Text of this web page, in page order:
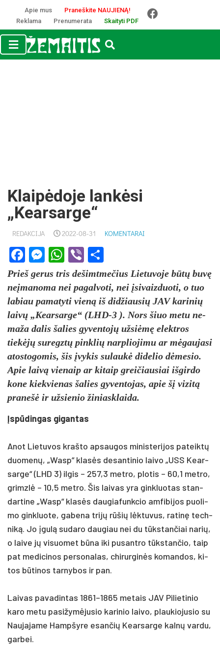
Apie mus
Praneškite NAUJIENĄ!
Reklama
Prenumerata Skaityti PDF
Klaipėdoje lankėsi
„Kearsarge“
REDAKCIJA 2022-08-31 KOMENTARAI
Facebook
Messenger
WhatsApp
Viber
Prieš ge­rus tris de­šimt­me­čius Lie­tu­vo­je būtų buvę
ne­įma­no­ma nei pa­gal­vo­ti, nei įsi­vaiz­duo­ti, o tuo
la­biau pa­ma­ty­ti vieną iš did­žiau­sių JAV ka­ri­nių
laivų „Kear­sar­ge“ (LHD-3 ). Nors šiuo me­tu ne­
ma­ža da­lis ša­lies gy­ven­tojų už­siėmę elekt­ros
tiekėjų su­regztų pink­lių narp­lio­ji­mu ar mėgau­ja­si
ato­sto­go­mis, šis įvy­kis su­laukė di­de­lio dėme­sio.
Apie laivą vie­naip ar ki­taip grei­čiau­siai iš­gir­do
ko­ne kiek­vie­nas ša­lies gy­ven­to­jas, apie šį vi­zitą
pra­nešė ir už­sie­nio ži­niask­lai­da.
Įspūdin­gas gi­gan­tas
Anot Lie­tu­vos kraš­to ap­sau­gos mi­nis­te­ri­jos pa­teiktų
duo­menų, „Wasp“ klasės de­san­ti­nio lai­vo „USS Kear­
sar­ge“ (LHD 3) il­gis – 257,3 met­ro, plo­tis – 60,1 met­ro,
grimzlė – 10,5 met­ro. Šis lai­vas yra gink­luo­tas stan­
dar­ti­ne „Wasp“ klasės dau­gia­funk­cio am­fi­bi­jos puo­li­
mo gink­luo­te, ga­be­na trijų rūšių lėktu­vus, ra­tinę tech­
niką. Jo įgulą su­da­ro dau­giau nei du tūkstan­čiai na­rių,
o lai­ve jų vi­suo­met būna iki pu­sant­ro tūkstan­čio, taip
pat me­di­ci­nos per­so­na­las, chi­rur­ginės ko­man­dos, ki­
tos būti­nos tar­ny­bos ir pan.
Lai­vas pa­va­din­tas 1861–1865 me­tais JAV Pi­lie­ti­nio
ka­ro me­tu pa­si­žymė­ju­sio ka­ri­nio lai­vo, plau­kio­ju­sio su
Nau­ja­ja­me Hamp­šy­re esan­čių Kear­sar­ge kalnų var­du,
garbei.